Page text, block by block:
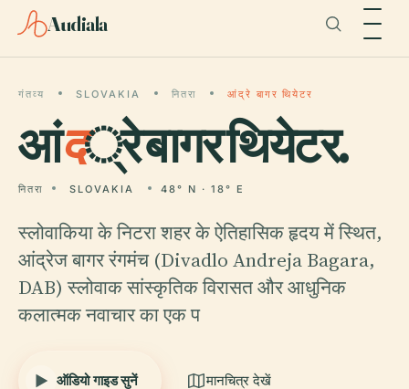
Audiala
गंतव्य SLOVAKIA नितरा आंद्रे बागर थियेटर
आंद्रे बागर थियेटर.
नितरा SLOVAKIA 48° N · 18° E
स्लोवाकिया के निटरा शहर के ऐतिहासिक हृदय में स्थित,
आंद्रेज बागर रंगमंच (Divadlo Andreja Bagara,
DAB) स्लोवाक सांस्कृतिक विरासत और आधुनिक
कलात्मक नवाचार का एक प
ऑडियो गाइड सुनें मानचित्र देखें